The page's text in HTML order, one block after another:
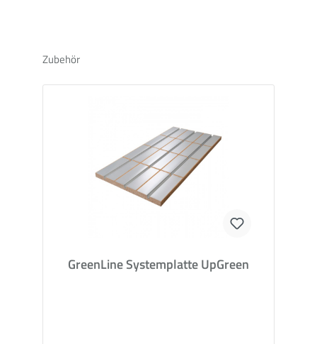
UpGreenHeizrohr MVR
Das Aluminium-Mehrschichtverbundrohr (MVR) mit
Aluminiumschicht ermöglicht das Biegen des Heizrohrs,
die innere und äußere Kunststoffschicht schützen den
Aluminiumkern vor äußeren Einflüssen. Material: (PE-
Randdämmstreifen GreenLine
Der Randdämmstreifen aus doppellagiger Wellpappe ist
Lastverteilschicht und anderen Bauteilen (z.B. Wänden)
Zubehör
GreenLine Systemplatte UpGreen